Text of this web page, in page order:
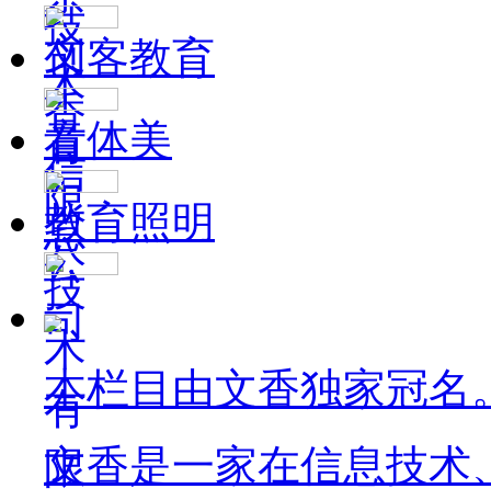
创客教育
音体美
教育照明
本栏目由文香独家冠名
文香是一家在信息技术